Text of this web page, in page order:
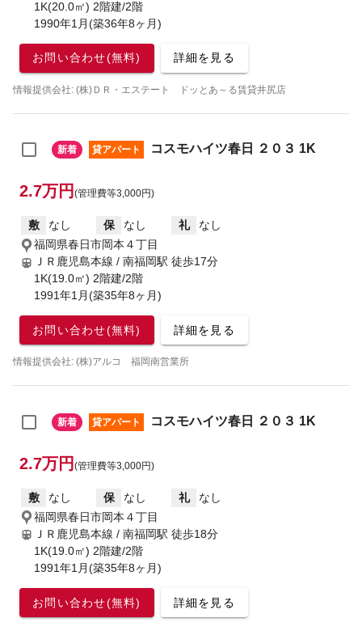
1K(20.0㎡) 2階建/2階
1990年1月(築36年8ヶ月)
お問い合わせ(無料) 詳細を見る
情報提供会社: (株)ＤＲ・エステート ドッとあ～る賃貸井尻店
新着 貸アパート コスモハイツ春日 ２０３ 1K
2.7万円 (管理費等3,000円)
敷 なし 保 なし 礼
なし
福岡県春日市岡本４丁目
ＪＲ鹿児島本線 / 南福岡駅 徒歩17分
1K(19.0㎡) 2階建/2階
1991年1月(築35年8ヶ月)
お問い合わせ(無料) 詳細を見る
情報提供会社: (株)アルコ 福岡南営業所
新着 貸アパート コスモハイツ春日 ２０３ 1K
2.7万円 (管理費等3,000円)
敷 なし 保 なし 礼
なし
福岡県春日市岡本４丁目
ＪＲ鹿児島本線 / 南福岡駅 徒歩18分
1K(19.0㎡) 2階建/2階
1991年1月(築35年8ヶ月)
お問い合わせ(無料) 詳細を見る